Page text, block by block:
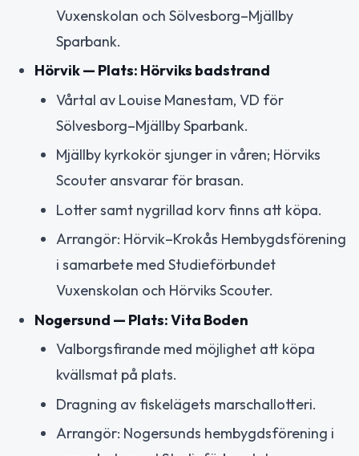
Vuxenskolan och Sölvesborg–Mjällby
Sparbank.
Hörvik — Plats: Hörviks badstrand
Vårtal av Louise Manestam, VD för
Sölvesborg–Mjällby Sparbank.
Mjällby kyrkokör sjunger in våren; Hörviks
Scouter ansvarar för brasan.
Lotter samt nygrillad korv finns att köpa.
Arrangör: Hörvik–Krokås Hembygdsförening
i samarbete med Studieförbundet
Vuxenskolan och Hörviks Scouter.
Nogersund — Plats: Vita Boden
Valborgsfirande med möjlighet att köpa
kvällsmat på plats.
Dragning av fiskelägets marschallotteri.
Arrangör: Nogersunds hembygdsförening i